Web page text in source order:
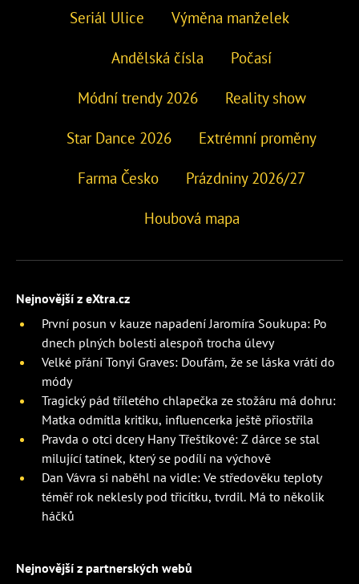
Seriál Ulice Výměna manželek
Andělská čísla Počasí
Módní trendy 2026 Reality show
Star Dance 2026 Extrémní proměny
Farma Česko Prázdniny 2026/27
Houbová mapa
Nejnovější z eXtra.cz
První posun v kauze napadení Jaromíra Soukupa: Po
dnech plných bolesti alespoň trocha úlevy
Velké přání Tonyi Graves: Doufám, že se láska vrátí do
módy
Tragický pád tříletého chlapečka ze stožáru má dohru:
Matka odmítla kritiku, influencerka ještě přiostřila
Pravda o otci dcery Hany Třeštíkové: Z dárce se stal
milující tatínek, který se podílí na výchově
Dan Vávra si naběhl na vidle: Ve středověku teploty
téměř rok neklesly pod třicítku, tvrdil. Má to několik
háčků
Nejnovější z partnerských webů